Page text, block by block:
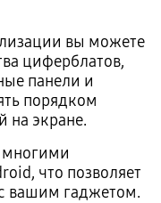
вы можете
циферблатов,
панели и
порядком
на экране.
многими
что позволяет
вашим гаджетом.